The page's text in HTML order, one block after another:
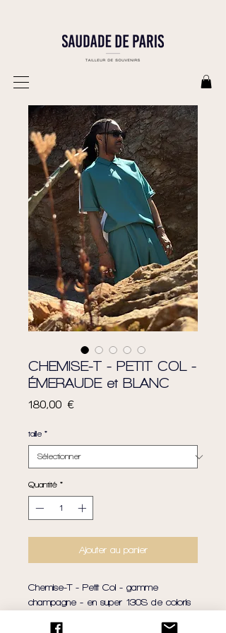
CHEMISE-T - PETIT COL -
ÉMERAUDE et BLANC
180,00 €Prix
taille *
Quantité *
Ajouter au panier
Chemise-T - Petit Col - gamme
champagne - en super 130S de coloris